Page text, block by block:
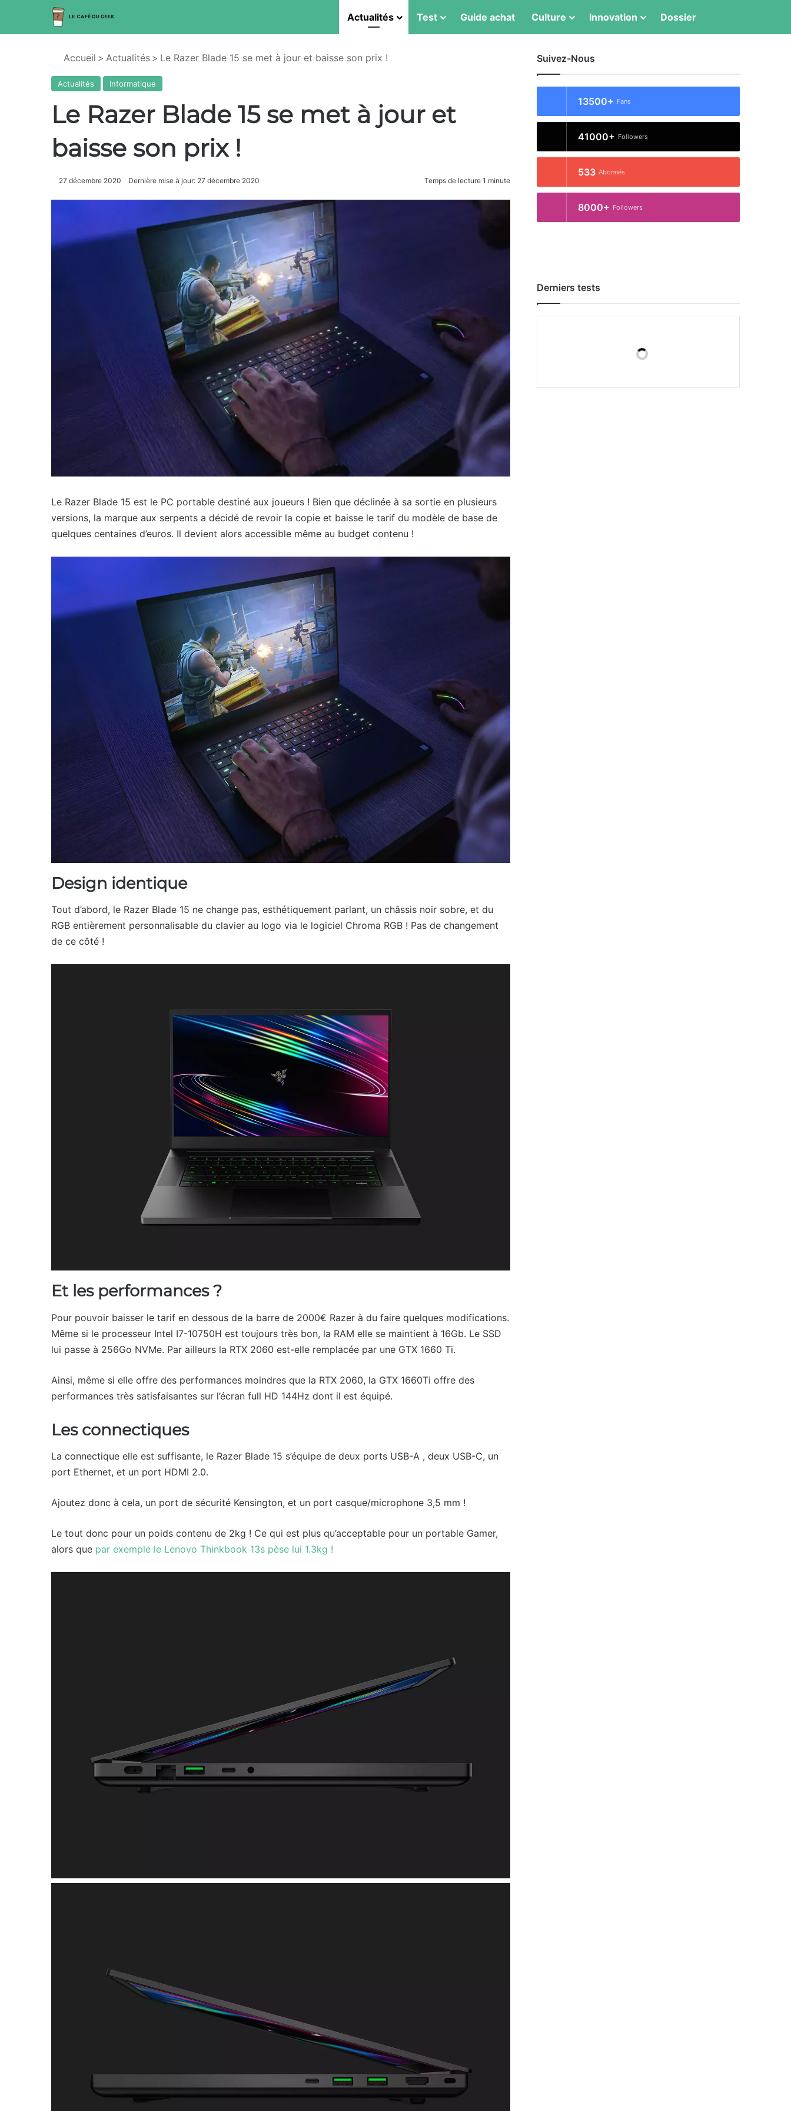
Actualités Test Guide achat Culture Innovation Dossier
Accueil > Actualités > Le Razer Blade 15 se met à jour et baisse son prix !
Actualités Informatique
Le Razer Blade 15 se met à jour et
baisse son prix !
27 décembre 2020 Dernière mise à jour: 27 décembre 2020 Temps de lecture 1 minute
Le Razer Blade 15 est le PC portable destiné aux joueurs ! Bien que déclinée à sa sortie en plusieurs
versions, la marque aux serpents a décidé de revoir la copie et baisse le tarif du modèle de base de
quelques centaines d’euros. Il devient alors accessible même au budget contenu !
Design identique
Tout d’abord, le Razer Blade 15 ne change pas, esthétiquement parlant, un châssis noir sobre, et du
RGB entièrement personnalisable du clavier au logo via le logiciel Chroma RGB ! Pas de changement
de ce côté !
Et les performances ?
Pour pouvoir baisser le tarif en dessous de la barre de 2000€ Razer à du faire quelques modifications.
Même si le processeur Intel I7-10750H est toujours très bon, la RAM elle se maintient à 16Gb. Le SSD
lui passe à 256Go NVMe. Par ailleurs la RTX 2060 est-elle remplacée par une GTX 1660 Ti.
Ainsi, même si elle offre des performances moindres que la RTX 2060, la GTX 1660Ti offre des
performances très satisfaisantes sur l’écran full HD 144Hz dont il est équipé.
Les connectiques
La connectique elle est suffisante, le Razer Blade 15 s’équipe de deux ports USB-A , deux USB-C, un
port Ethernet, et un port HDMI 2.0.
Ajoutez donc à cela, un port de sécurité Kensington, et un port casque/microphone 3,5 mm !
Le tout donc pour un poids contenu de 2kg ! Ce qui est plus qu’acceptable pour un portable Gamer,
alors que par exemple le Lenovo Thinkbook 13s pèse lui 1.3kg !
Suivez-Nous
13500+ Fans
41000+ Followers
533 Abonnés
8000+ Followers
Derniers tests